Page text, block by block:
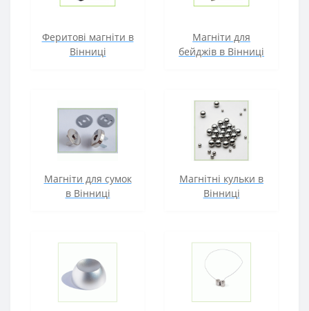
Феритові магніти в
Вінниці
Магніти для
бейджів в Вінниці
Магніти для сумок
в Вінниці
Магнітні кульки в
Вінниці